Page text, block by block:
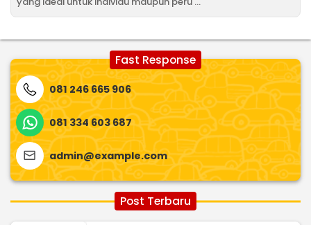
Fast Response
081 246 665 906
081 334 603 687
admin@example.com
Post Terbaru